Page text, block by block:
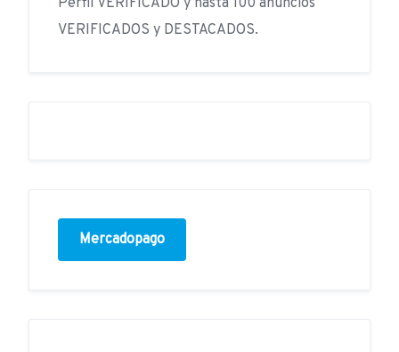
Perfil VERIFICADO y hasta 100 anuncios
VERIFICADOS y DESTACADOS.
Mercadopago